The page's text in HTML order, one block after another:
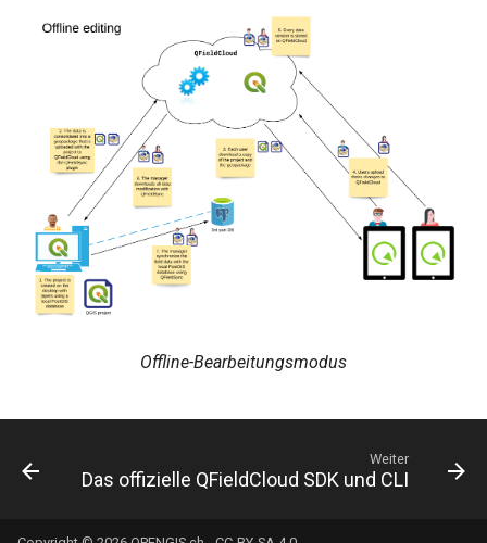
Offline-Bearbeitungsmodus
Weiter
Das offizielle QFieldCloud SDK und CLI